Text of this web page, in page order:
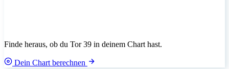
Finde heraus, ob du Tor 39 in deinem Chart hast.
Dein Chart berechnen